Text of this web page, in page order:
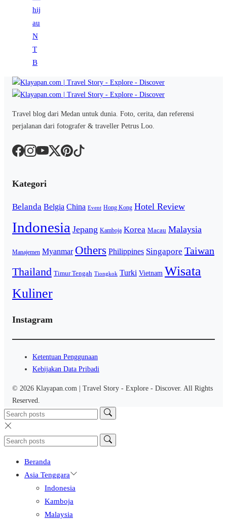
Travel blog dari Medan untuk dunia. Foto, cerita, dan referensi
perjalanan dari fotografer & traveller Petrus Loo.
Kategori
Belanda Belgia China Event Hong Kong Hotel Review
Indonesia Jepang Kamboja Korea Macau Malaysia
Manajemen Myanmar Others Philippines Singapore Taiwan
Thailand Timur Tengah Tiongkok Turki Vietnam Wisata
Kuliner
Instagram
Ketentuan Penggunaan
Kebijakan Data Pribadi
© 2026 Klayapan.com | Travel Story - Explore - Discover. All Rights
Reserved.
Beranda
Asia Tenggara
Indonesia
Kamboja
Malaysia